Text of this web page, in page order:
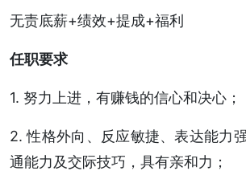
无责底薪+绩效+提成+福利
任职要求
1. 努力上进，有赚钱的信心和决心；
2. 性格外向、反应敏捷、表达能力
通能力及交际技巧，具有亲和力；